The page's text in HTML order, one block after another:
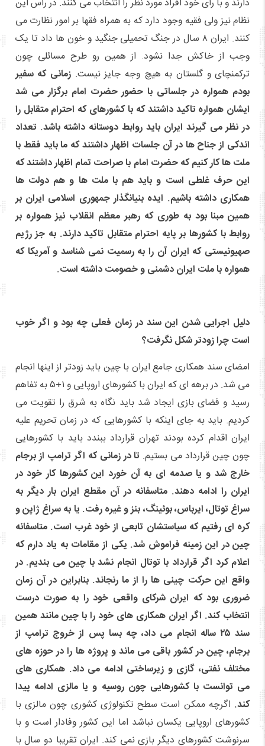
دارند و با رأی خود افراد مورد نظر را انتخاب می کنند. در رأس این
نظام نیز ولی فقیه وجود دارد که به همراه فقها بر امور نظارت می
کنند. ایران ۸ سال در جنگ تحمیلی جنگید و خون ها داد تا یک
وجب از خاکش جدا نشود. از همین رو طرح مسائلی چون
ترکمنچای و گلستان به هیچ وجه جایز نیست. زمانی که سفیر
بودم همواره در جلساتی با حضور حضرت امام برگزار می شد
ایشان همواره تاکید داشتند که با کشورهای که احترام متقابل را
در نظر می گیرند ایران باید روابط دوستانه داشته باشد. تعداد
اندکی از جناح ها در آن جلسات اظهار داشتند که ما باید فقط با
ملت ها کار کنیم که حضرت امام با صراحت تمام اظهار داشتند که
این حرف غلطی است و باید هم با ملت ها و هم دولت ها
همکاری داشته باشیم. ایده بنیانگذار جمهوری اسلامی ایران بر
همین مبنا بود به طوری که رهبر معظم انقلاب نیز همواره بر
روابط با کشورها بر پایه احترام متقابل تاکید دارند. به جز رژیم
صهیونیستی که ایران آن را به رسمیت نمی شناسد و آمریکا که
همواره با ملت ایران دشمنی و خصومت داشته است.
دلیل اجرایی شدن این سند در زمان فعلی چه بود و اگر خوب
است چرا زودتر شکل نگرفت؟
امضای سند همکاری جامع ایران با چین باید زودتر از اینها انجام
می شد. در برهه ای که ایران با کشورهای اروپایی و ۱+۵ به تفاهم
رسید و فضای بازی ایجاد شد باید نگاه به شرق را تقویت می
کردیم. باید به جای اینکه با کشورهایی که در زمان تحریم علیه
ایران اقدام کرده بودند تهران قرارداد ببندد باید با کشورهایی
چون چین قرارداد می بستیم. تا در زمانی که اگر ترامپ از برجام
خارج شد و یا صدمه ای به آن خورد این کشورها کار خود در
ایران را ادامه دهند. متاسفانه در آن مقطع ایران بار دیگر به
سراغ توتال، ایرباس، بوئینگ، بنز و غیره رفت. یا به سراغ ژاپن و
کره ای رفتیم که سیاستشان تابعی از خود غرب است. متاسفانه
چین در این زمینه فراموش شد. یکی از مقامات به یاد دارم که
اعلام کرد اگر قرارداد با توتال انجام نشد با چین می بندیم. در
واقع این حرکت چینی ها را از ما رنجاند. بنابراین در آن زمان
ضروری بود که ایران شرکای واقعی خود را به صورت درست
انتخاب کند. اگر ایران همکاری های خود را با چین مانند همین
سند ۲۵ ساله انجام می داد، چه بسا پس از خروج ترامپ از
برجام، چین در کشور باقی می ماند و پروژه ها را در حوزه های
مختلف نفتی، گازی و زیرساختی ادامه می داد. همکاری های
می توانست با کشورهایی چون روسیه و یا مالزی ادامه پیدا
کند. اگرچه ممکن است سطح تکنولوژی کشوری چون مالزی با
کشورهای اروپایی یکسان نباشد اما این کشور وفادار است و با
سرنوشت کشورهای دیگر بازی نمی کند. ایران تقریبا دو سال با